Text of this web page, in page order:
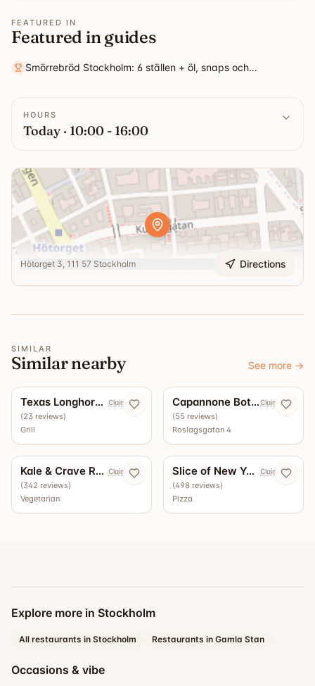
FEATURED IN
Featured in guides
Smörrebröd Stockholm: 6 ställen + öl, snaps och
HOURS
Today · 10:00 - 16:00
Hötorget 3, 111 57 Stockholm Directions
SIMILAR
Similar nearby See more →
Texas Longhorn Roslagsgatan Claim now
(23 reviews)
Grill
Capannone Bottega - VinbarClaim now
(55 reviews)
Roslagsgatan 4
4.5
Kale & Crave Roslagsgatan Claim now
(342 reviews)
Vegetarian
4.4
Slice of New York Claim now
(498 reviews)
Pizza
Explore more in Stockholm
All restaurants in Stockholm Restaurants in Gamla Stan
Occasions & vibe